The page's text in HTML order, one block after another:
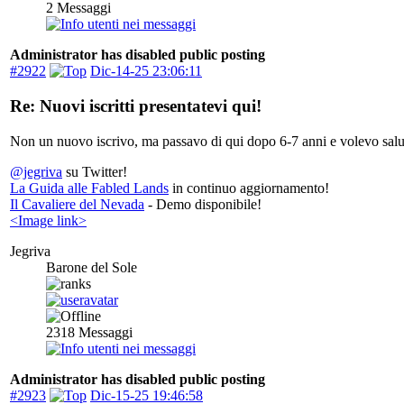
2 Messaggi
Administrator has disabled public posting
#2922
Dic-14-25 23:06:11
Re: Nuovi iscritti presentatevi qui!
Non un nuovo iscrivo, ma passavo di qui dopo 6-7 anni e volevo
@jegriva su Twitter!
La Guida alle Fabled Lands in continuo aggiornamento!
Il Cavaliere del Nevada - Demo disponibile!
<Image link>
Jegriva
Barone del Sole
2318 Messaggi
Administrator has disabled public posting
#2923
Dic-15-25 19:46:58